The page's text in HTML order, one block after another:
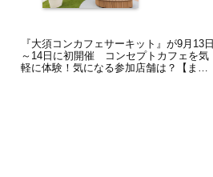
『大須コンカフェサーキット』が9月13日
～14日に初開催 コンセプトカフェを気
軽に体験！気になる参加店舗は？【まと